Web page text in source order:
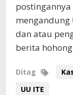
dan atau
berita
Ditag
UU ITE